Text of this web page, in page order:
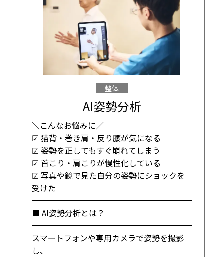
整体
AI姿勢分析
＼こんなお悩みに／
☑ 猫背・巻き肩・反り腰が気になる
☑ 姿勢を正してもすぐ崩れてしまう
☑ 首こり・肩こりが慢性化している
☑ 写真や鏡で見た自分の姿勢にショックを
受けた
━━━━━━━━━━━━━━━━━━━━
■ AI姿勢分析とは？
━━━━━━━━━━━━━━━━━━━━
スマートフォンや専用カメラで姿勢を撮影
し、